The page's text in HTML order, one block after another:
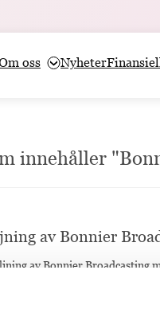
oss Nyheter
innehåller
av Bonnier
av Bonnier Broadcasting